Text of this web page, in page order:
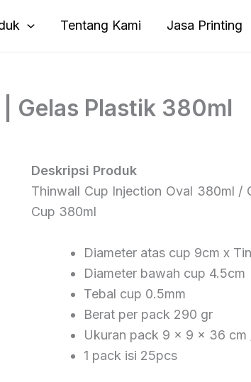
Tentang Kami Jasa Printing
Gelas Plastik 380ml
Deskripsi Produk
Thinwall Cup Injection Oval 380ml /
Cup 380ml
Diameter atas cup 9cm x
Diameter bawah cup 4.5cm
Tebal cup 0.5mm
Berat per pack 290 gr
Ukuran pack 9 x 9 x 36
1 pack isi 25pcs